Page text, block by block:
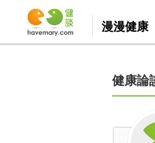
漫漫健康
健康論